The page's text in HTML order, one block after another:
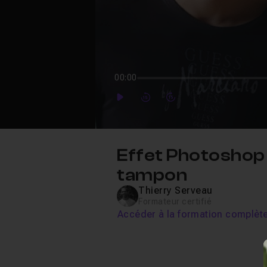
00:00
PlayForwardForward
Effet
tampon
Thierry Serveau
Accéder à la formation